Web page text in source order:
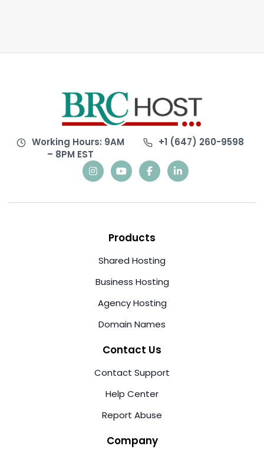
Working Hours: 9AM
– 8PM EST
+1 (647) 260-9598
Products
Shared Hosting
Business Hosting
Agency Hosting
Domain Names
Contact Us
Contact Support
Help Center
Report Abuse
Company